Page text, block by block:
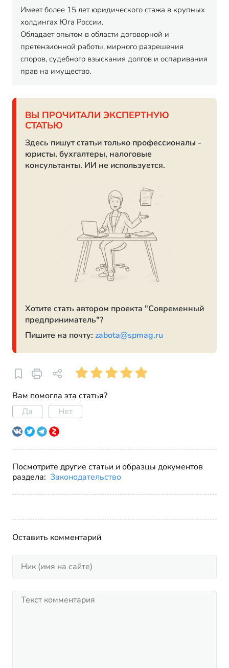
Имеет более 15 лет юридического стажа в крупных
холдингах Юга России.
Обладает опытом в области договорной и
претензионной работы, мирного разрешения
споров, судебного взыскания долгов и оспаривания
прав на имущество.
ВЫ ПРОЧИТАЛИ ЭКСПЕРТНУЮ
СТАТЬЮ
Здесь пишут статьи только профессионалы -
юристы, бухгалтеры, налоговые
консультанты. ИИ не используется.
Хотите стать автором проекта "Современный
предприниматель"?
Пишите на почту: zabota@spmag.ru
Вам помогла эта статья?
Да
Нет
Посмотрите другие статьи и образцы документов
раздела: Законодательство
Оставить комментарий